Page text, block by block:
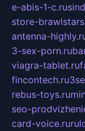
e-abis-1-c.ru
store-
antenna-
3-sex-porn.ru
viagra-tablet.ru
fincontech.ru
rebus-toys.ru
seo-
card-voice.ru